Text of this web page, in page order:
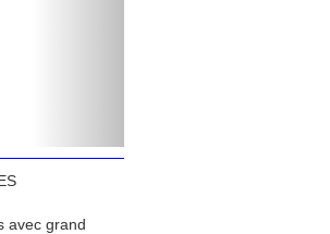
avec grand